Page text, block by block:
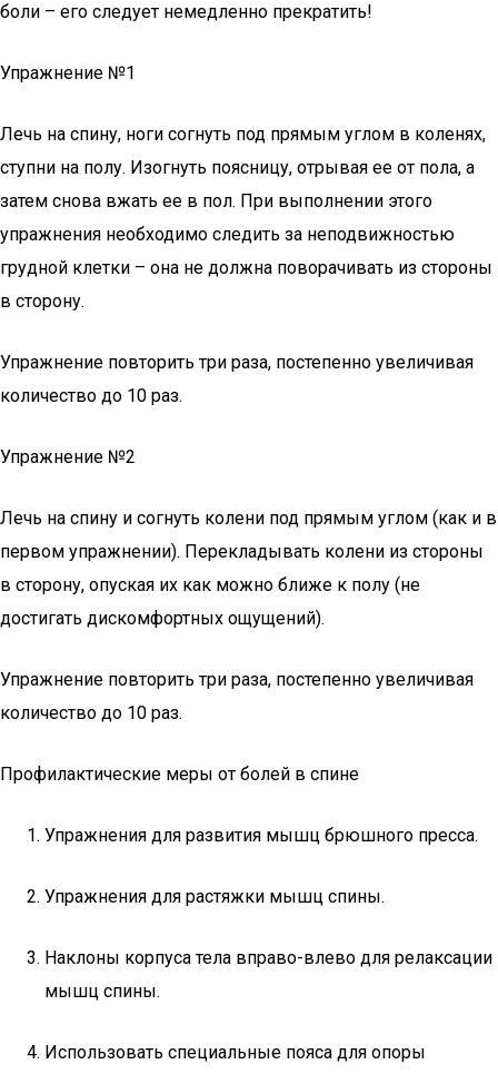
боли – его следует немедленно прекратить!
Упражнение №1
Лечь на спину, ноги согнуть под прямым углом в коленях,
ступни на полу. Изогнуть поясницу, отрывая ее от пола, а
затем снова вжать ее в пол. При выполнении этого
упражнения необходимо следить за неподвижностью
грудной клетки – она не должна поворачивать из стороны
в сторону.
Упражнение повторить три раза, постепенно увеличивая
количество до 10 раз.
Упражнение №2
Лечь на спину и согнуть колени под прямым углом (как и в
первом упражнении). Перекладывать колени из стороны
в сторону, опуская их как можно ближе к полу (не
достигать дискомфортных ощущений).
Упражнение повторить три раза, постепенно увеличивая
количество до 10 раз.
Профилактические меры от болей в спине
Упражнения для развития мышц брюшного пресса.
Упражнения для растяжки мышц спины.
Наклоны корпуса тела вправо-влево для релаксации
мышц спины.
Использовать специальные пояса для опоры